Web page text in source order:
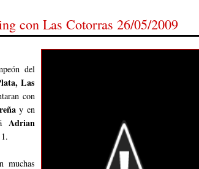
con Las Cotorras 26/05/2009
del
Las
con
y en
Adrian
muchas